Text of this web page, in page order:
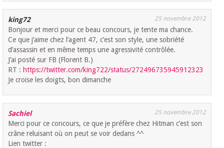
king72 25 novembre 2012
Bonjour et merci pour ce beau concours, je tente ma chance.
Ce que j’aime chez l’agent 47, c’est son style, une sobriété
d’assassin et en même temps une agressivité contrôlée.
J’ai posté sur FB (Florent B.)
RT :https://twitter.com/king722/status/272496735945912323
Je croise les doigts, bon dimanche
Sachiel 25 novembre 2012
Merci pour ce concours, ce que je préfère chez Hitman c’est son
crâne reluisant où on peut se voir dedans ^^
Lien twitter :